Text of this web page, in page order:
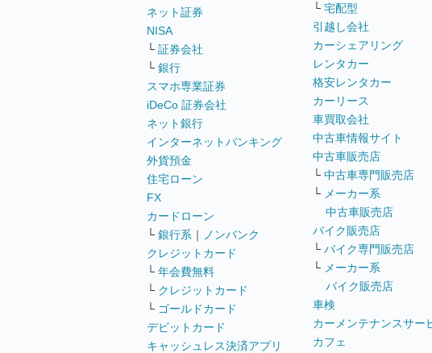
ネット証券
NISA
└ 証券会社
└ 銀行
スマホ専業証券
iDeCo 証券会社
ネット銀行
インターネットバンキング
外貨預金
住宅ローン
FX
カードローン
└ 銀行系 ｜
ノンバンク
クレジットカード
└ 年会費無料
└ クレジットカード
└ ゴールドカード
デビットカード
キャッシュレス決済アプリ
└ 宅配型
引越し会社
カーシェアリング
レンタカー
格安レンタカー
カーリース
車買取会社
中古車情報サイト
中古車販売店
└ 中古車専門販売店
└ メーカー系
中古車販売店
バイク販売店
└ バイク専門販売店
└ メーカー系
バイク販売店
車検
カーメンテナンスサー
カフェ